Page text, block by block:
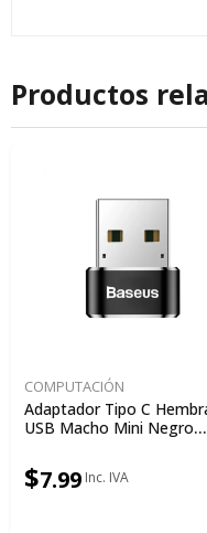
Productos
COMPUTACIÓN
Adaptador Tipo C
USB Macho Mini Negro
$7.99